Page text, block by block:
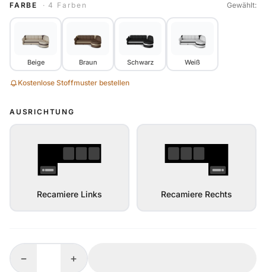
FARBE · 4 Farben Gewählt:
Beige Braun Schwarz Weiß
Kostenlose Stoffmuster bestellen
AUSRICHTUNG
Recamiere Links Recamiere Rechts
− +